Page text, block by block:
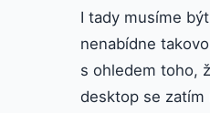
I tady musíme
nenabídne
s ohledem toho,
desktop se zatím